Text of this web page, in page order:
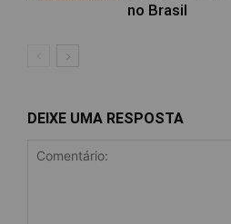
no Brasil
DEIXE UMA RESPOSTA